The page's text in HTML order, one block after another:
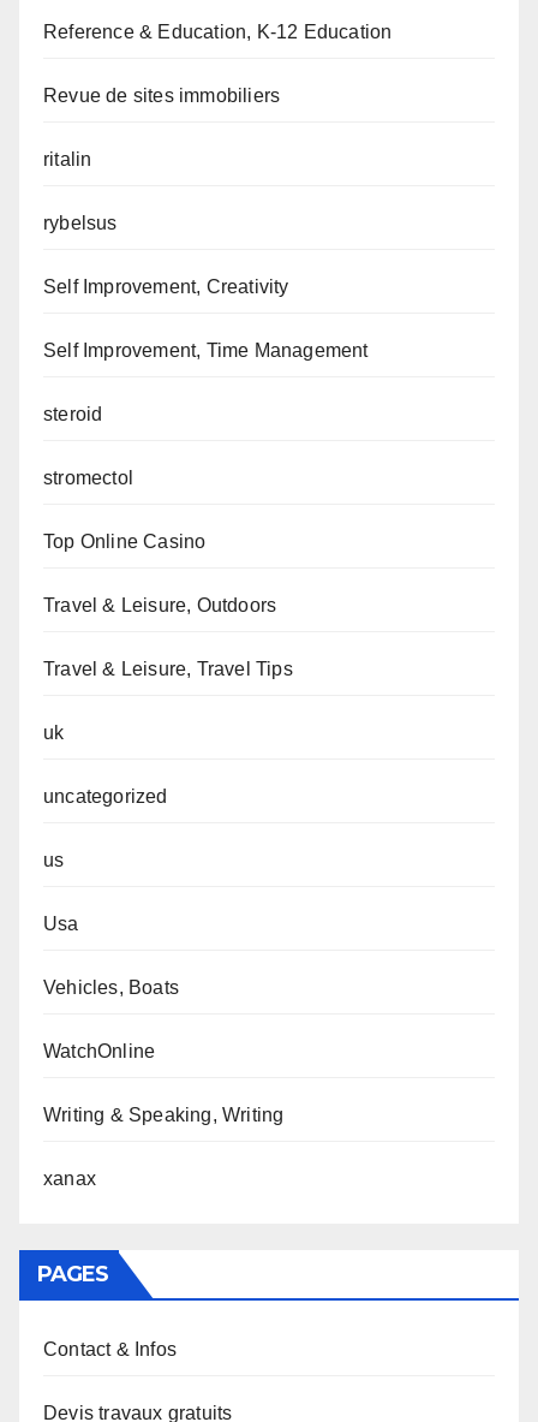
Reference & Education, K-12 Education
Revue de sites immobiliers
ritalin
rybelsus
Self Improvement, Creativity
Self Improvement, Time Management
steroid
stromectol
Top Online Casino
Travel & Leisure, Outdoors
Travel & Leisure, Travel Tips
uk
uncategorized
us
Usa
Vehicles, Boats
WatchOnline
Writing & Speaking, Writing
xanax
PAGES
Contact & Infos
Devis travaux gratuits